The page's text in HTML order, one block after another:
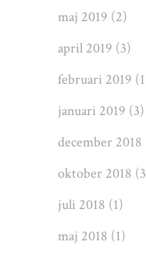
maj 2019 (2)
april 2019 (3)
februari 2019
januari 2019 (3)
december 2018
oktober 2018
juli 2018 (1)
maj 2018 (1)